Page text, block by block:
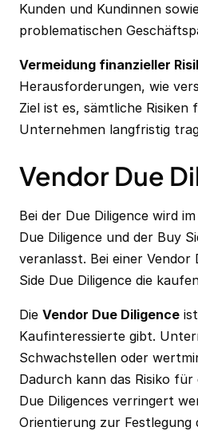
Kunden und Kundinnen
problematischen
Vermeidung finanzieller
Herausforderungen, wie
Ziel ist es, sämtliche
Unternehmen langfristig
Vendor Due
Bei der Due Diligence wird
Due Diligence und der Buy
veranlasst. Bei einer
Side Due Diligence die
Die Vendor Due Diligence
Kaufinteressierte gibt.
Schwachstellen oder
Dadurch kann das Risiko
Due Diligences verringert
Orientierung zur Festlegung